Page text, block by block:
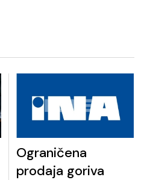
Ograničena
prodaja goriva